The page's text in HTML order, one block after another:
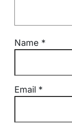
Name *
Email *